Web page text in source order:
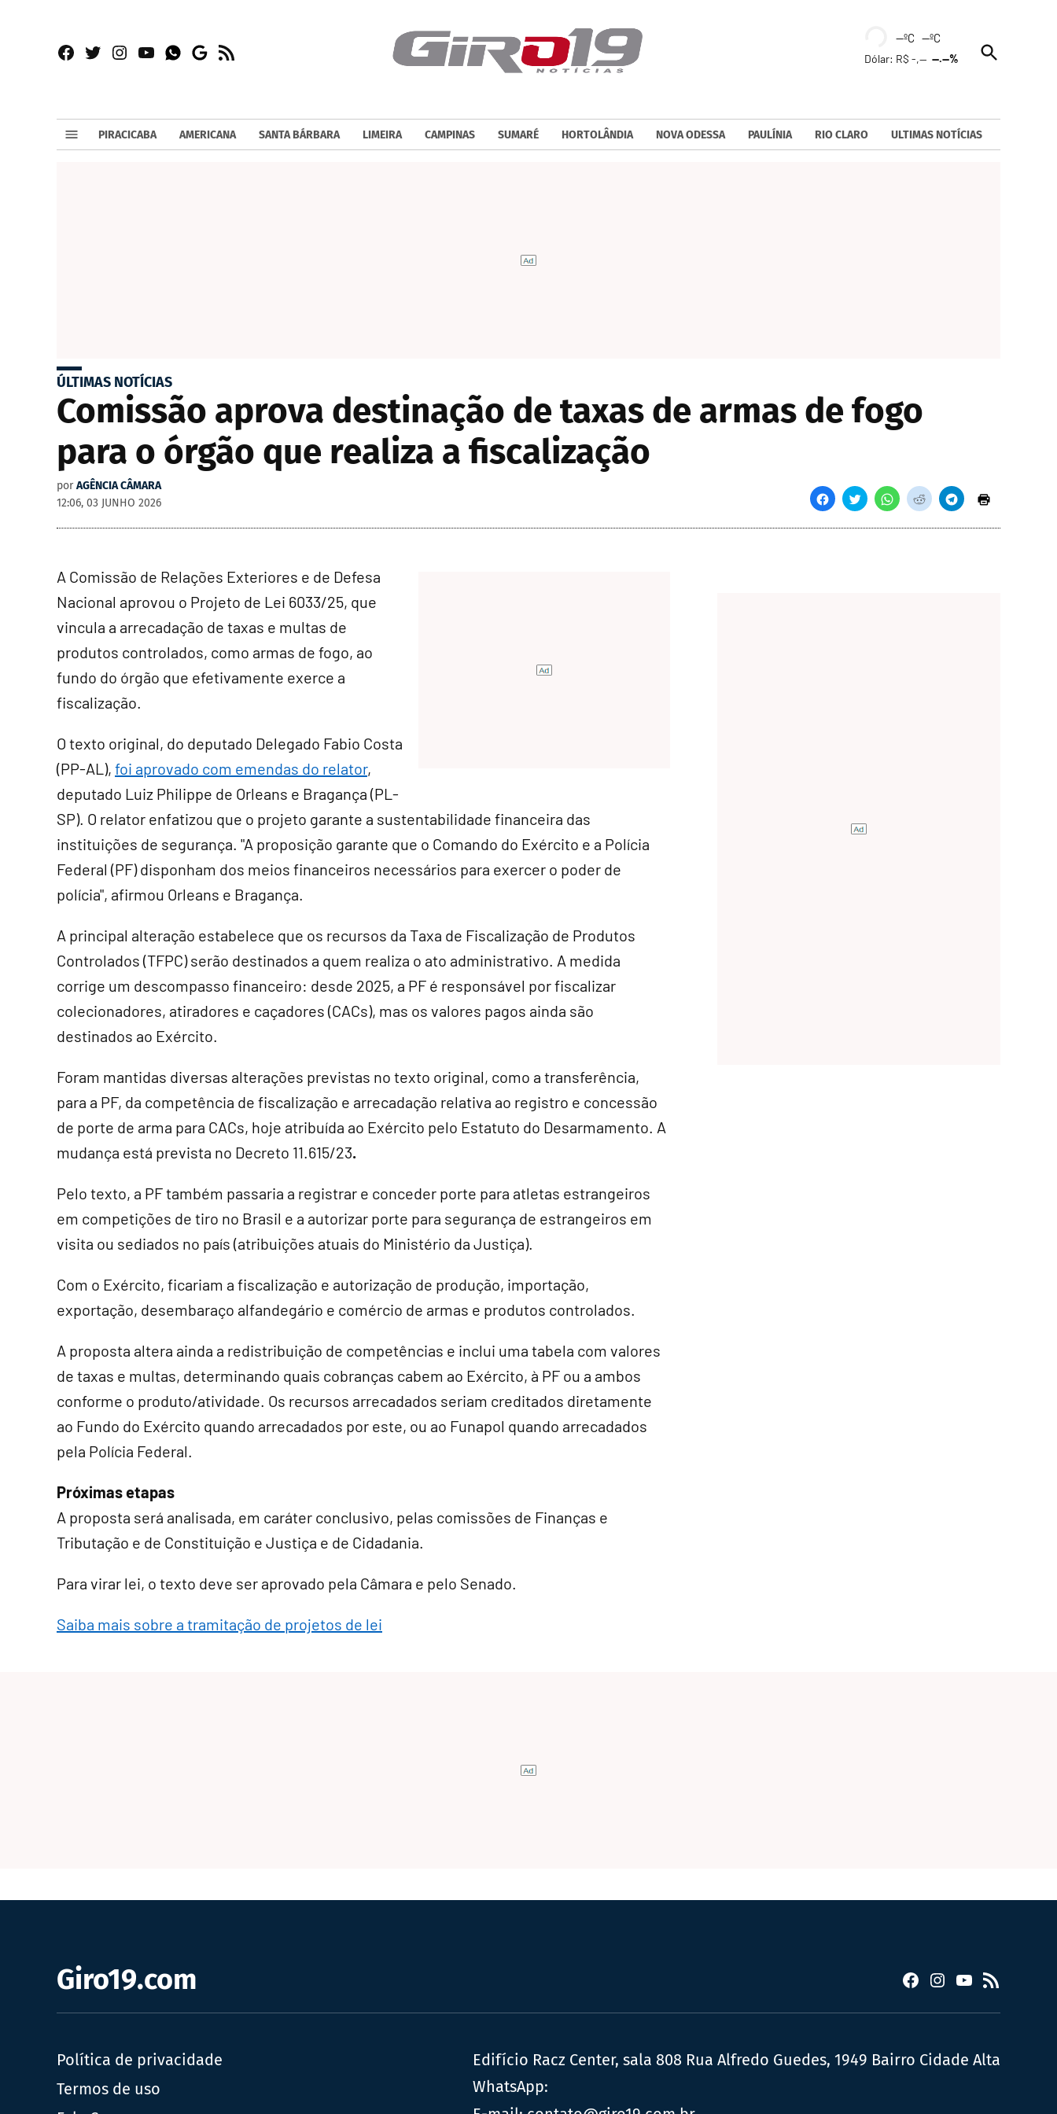
Facebook
TwitterInstagram
YouTubeWhatsapp
Google
RSS
--ºC --ºC
Dólar: R$ -,----.--%
Open
Search
PIRACICABA AMERICANA SANTA BÁRBARA LIMEIRA CAMPINAS SUMARÉ HORTOLÂNDIA NOVA ODESSA PAULÍNIA RIO CLARO ULTIMAS NOTÍCIAS
ÚLTIMAS NOTÍCIAS
Comissão aprova destinação de taxas de armas de fogo
para o órgão que realiza a fiscalização
por AGÊNCIA CÂMARA
12:06, 03 JUNHO 2026
A Comissão de Relações Exteriores e de Defesa
Nacional aprovou o Projeto de Lei 6033/25, que
vincula a arrecadação de taxas e multas de
produtos controlados, como armas de fogo, ao
fundo do órgão que efetivamente exerce a
fiscalização.
O texto original, do deputado Delegado Fabio Costa
(PP-AL), foi aprovado com emendas do relator,
deputado Luiz Philippe de Orleans e Bragança (PL-
SP). O relator enfatizou que o projeto garante a sustentabilidade financeira das
instituições de segurança. "A proposição garante que o Comando do Exército e a Polícia
Federal (PF) disponham dos meios financeiros necessários para exercer o poder de
polícia", afirmou Orleans e Bragança.
A principal alteração estabelece que os recursos da Taxa de Fiscalização de Produtos
Controlados (TFPC) serão destinados a quem realiza o ato administrativo. A medida
corrige um descompasso financeiro: desde 2025, a PF é responsável por fiscalizar
colecionadores, atiradores e caçadores (CACs), mas os valores pagos ainda são
destinados ao Exército.
Foram mantidas diversas alterações previstas no texto original, como a transferência,
para a PF, da competência de fiscalização e arrecadação relativa ao registro e concessão
de porte de arma para CACs, hoje atribuída ao Exército pelo Estatuto do Desarmamento. A
mudança está prevista no Decreto 11.615/23.
Pelo texto, a PF também passaria a registrar e conceder porte para atletas estrangeiros
em competições de tiro no Brasil e a autorizar porte para segurança de estrangeiros em
visita ou sediados no país (atribuições atuais do Ministério da Justiça).
Com o Exército, ficariam a fiscalização e autorização de produção, importação,
exportação, desembaraço alfandegário e comércio de armas e produtos controlados.
A proposta altera ainda a redistribuição de competências e inclui uma tabela com valores
de taxas e multas, determinando quais cobranças cabem ao Exército, à PF ou a ambos
conforme o produto/atividade. Os recursos arrecadados seriam creditados diretamente
ao Fundo do Exército quando arrecadados por este, ou ao Funapol quando arrecadados
pela Polícia Federal.
Próximas etapas
A proposta será analisada, em caráter conclusivo, pelas comissões de Finanças e
Tributação e de Constituição e Justiça e de Cidadania.
Para virar lei, o texto deve ser aprovado pela Câmara e pelo Senado.
Saiba mais sobre a tramitação de projetos de lei
Giro19.com Facebook
Instagram
YouTube
RSS
Política de privacidade
Termos de uso
Edifício Racz Center, sala 808 Rua Alfredo Guedes, 1949 Bairro Cidade Alta
WhatsApp: